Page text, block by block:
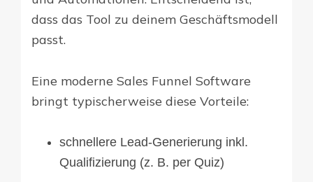
dass das Tool zu deinem Geschäftsmodell
passt.
Eine moderne Sales Funnel Software
bringt typischerweise diese Vorteile:
schnellere Lead-Generierung inkl.
Qualifizierung (z. B. per Quiz)